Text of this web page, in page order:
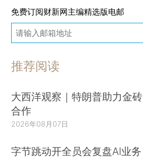
免费订阅财新网主编精选版电邮
推荐阅读
大西洋观察｜特朗普助力金砖
合作
2026年08月07日
字节跳动开全员会复盘AI业务